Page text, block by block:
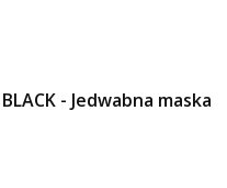
BLACK - Jedwabna maska